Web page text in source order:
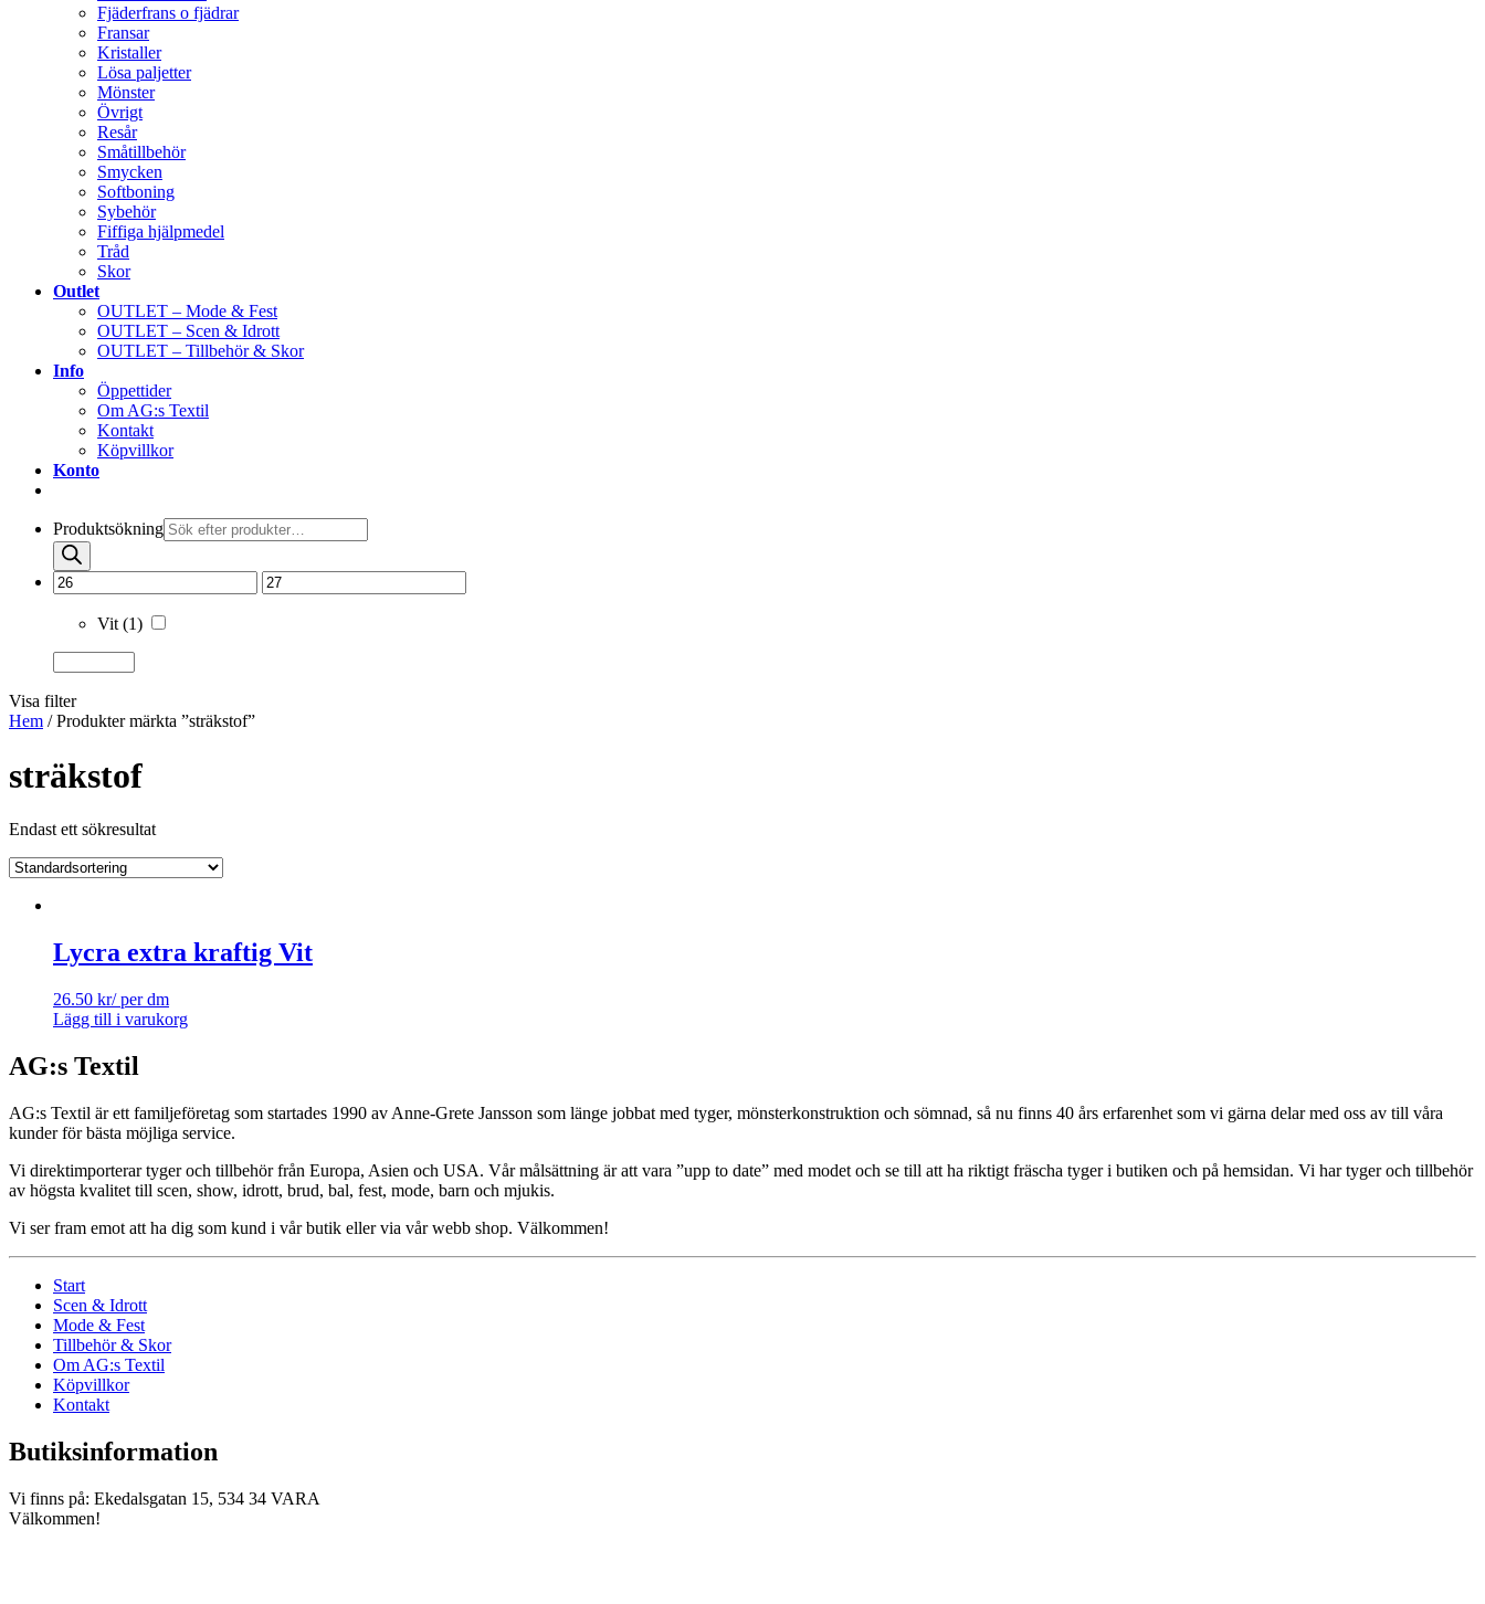
Fjäderfrans o fjädrar
Fransar
Kristaller
Lösa paljetter
Mönster
Övrigt
Resår
Småtillbehör
Smycken
Softboning
Sybehör
Fiffiga hjälpmedel
Tråd
Skor
Outlet
OUTLET – Mode & Fest
OUTLET – Scen & Idrott
OUTLET – Tillbehör & Skor
Info
Öppettider
Om AG:s Textil
Kontakt
Köpvillkor
Konto
Produktsökning
Vit(1)
Visa filter
Hem / Produkter märkta ”sträkstof”
sträkstof
Endast ett sökresultat
Lycra extra kraftig Vit
26.50 kr/ per dm
Lägg till i varukorg
AG:s Textil
AG:s Textil är ett familjeföretag som startades 1990 av Anne-Grete Jansson som länge jobbat med tyger, mönsterkonstruktion och sömnad, så nu finns 40 års erfarenhet som vi gärna delar med oss av till våra
kunder för bästa möjliga service.
Vi direktimporterar tyger och tillbehör från Europa, Asien och USA. Vår målsättning är att vara ”upp to date” med modet och se till att ha riktigt fräscha tyger i butiken och på hemsidan. Vi har tyger och tillbehör
av högsta kvalitet till scen, show, idrott, brud, bal, fest, mode, barn och mjukis.
Vi ser fram emot att ha dig som kund i vår butik eller via vår webb shop. Välkommen!
Start
Scen & Idrott
Mode & Fest
Tillbehör & Skor
Om AG:s Textil
Köpvillkor
Kontakt
Butiksinformation
Vi finns på: Ekedalsgatan 15, 534 34 VARA
Välkommen!